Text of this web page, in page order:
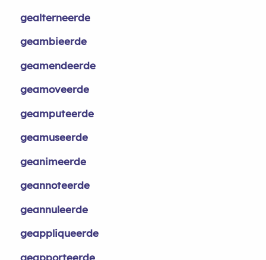
gealterneerde
geambieerde
geamendeerde
geamoveerde
geamputeerde
geamuseerde
geanimeerde
geannoteerde
geannuleerde
geappliqueerde
geapporteerde